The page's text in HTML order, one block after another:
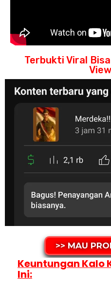
Terbukti Viral
>> MAU
Keuntungan Kalo
Ini: